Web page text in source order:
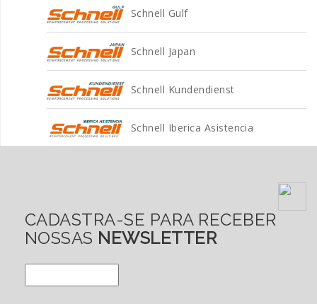
Schnell Gulf
Schnell Japan
Schnell Kundendienst
Schnell Iberica Asistencia
CADASTRA-SE PARA RECEBER
NOSSAS NEWSLETTER